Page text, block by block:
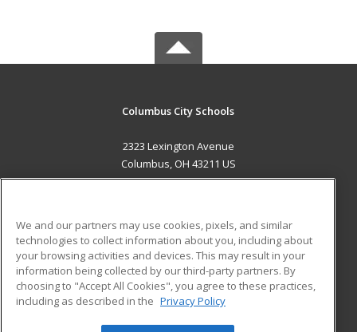
Columbus City Schools
2323 Lexington Avenue
Columbus, OH 43211 US
ADDITIONAL RESOURCES
Military
Financial Assistance
Help
Student Blog
We and our partners may use cookies, pixels, and similar
technologies to collect information about you, including about
your browsing activities and devices. This may result in your
information being collected by our third-party partners. By
choosing to "Accept All Cookies", you agree to these practices,
including as described in the Privacy Policy